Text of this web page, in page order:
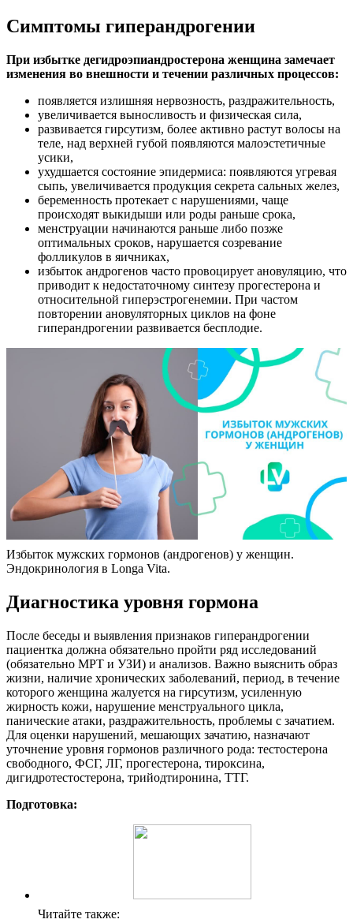
Симптомы гиперандрогении
При избытке дегидроэпиандростерона женщина замечает
изменения во внешности и течении различных процессов:
появляется излишняя нервозность, раздражительность,
увеличивается выносливость и физическая сила,
развивается гирсутизм, более активно растут волосы на
теле, над верхней губой появляются малоэстетичные
усики,
ухудшается состояние эпидермиса: появляются угревая
сыпь, увеличивается продукция секрета сальных желез,
беременность протекает с нарушениями, чаще
происходят выкидыши или роды раньше срока,
менструации начинаются раньше либо позже
оптимальных сроков, нарушается созревание
фолликулов в яичниках,
избыток андрогенов часто провоцирует ановуляцию, что
приводит к недостаточному синтезу прогестерона и
относительной гиперэстрогенемии. При частом
повторении ановуляторных циклов на фоне
гиперандрогении развивается бесплодие.
Избыток мужских гормонов (андрогенов) у женщин.
Эндокринология в Longa Vita.
Диагностика уровня гормона
После беседы и выявления признаков гиперандрогении
пациентка должна обязательно пройти ряд исследований
(обязательно МРТ и УЗИ) и анализов. Важно выяснить образ
жизни, наличие хронических заболеваний, период, в течение
которого женщина жалуется на гирсутизм, усиленную
жирность кожи, нарушение менструального цикла,
панические атаки, раздражительность, проблемы с зачатием.
Для оценки нарушений, мешающих зачатию, назначают
уточнение уровня гормонов различного рода: тестостерона
свободного, ФСГ, ЛГ, прогестерона, тироксина,
дигидротестостерона, трийодтиронина, ТТГ.
Подготовка:
Читайте также: